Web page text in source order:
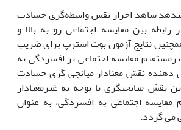
می­دهد شاهد احراز نقش واسطه‌گری حسادت
بین مقایسه اجتماعی رو به بالا و
نتایج آزمون بوت استرپ برای ضریب
غیرمستقیم مقایسه اجتماعی بر افسردگی به
نقش معنادار میانجی گری حسادت
نقش میانجی­گری با توجه به غیرمعنادار
اجتماعی به افسردگی، به عنوان
می گردد.